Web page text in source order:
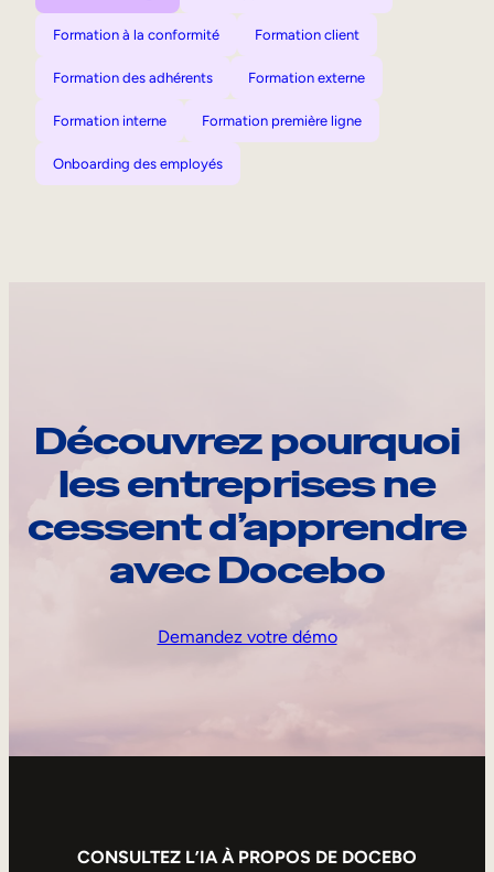
Formation à la conformité Formation client
Formation des adhérents Formation externe
Formation interne Formation première ligne
Onboarding des employés
Découvrez pourquoi
les entreprises ne
cessent d’apprendre
avec Docebo
Demandez votre démo
CONSULTEZ L’IA À PROPOS DE DOCEBO